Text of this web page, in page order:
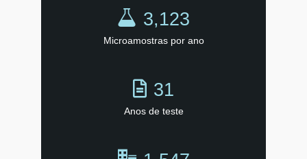
3,123
Microamostras por ano
31
Anos de teste